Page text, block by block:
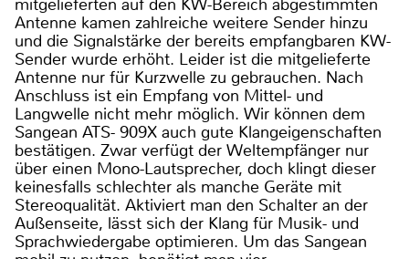
mitgelieferten auf den KW-Bereich abgestimmten
Antenne kamen zahlreiche weitere Sender hinzu
und die Signalstärke der bereits empfangbaren KW-
Sender wurde erhöht. Leider ist die mitgelieferte
Antenne nur für Kurzwelle zu gebrauchen. Nach
Anschluss ist ein Empfang von Mittel- und
Langwelle nicht mehr möglich. Wir können dem
Sangean ATS- 909X auch gute Klangeigenschaften
bestätigen. Zwar verfügt der Weltempfänger nur
über einen Mono-Lautsprecher, doch klingt dieser
keinesfalls schlechter als manche Geräte mit
Stereoqualität. Aktiviert man den Schalter an der
Außenseite, lässt sich der Klang für Musik- und
Sprachwiedergabe optimieren. Um das Sangean